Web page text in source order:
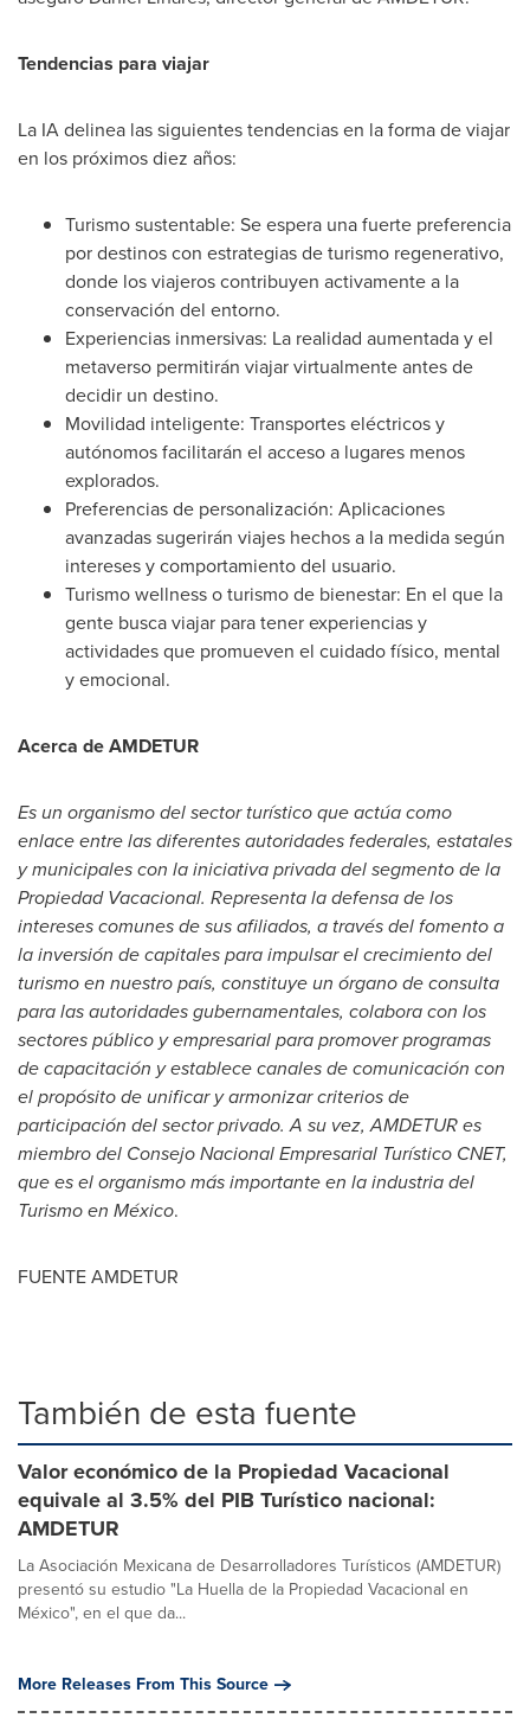
Tendencias para viajar
La IA delinea las siguientes tendencias en la forma de viajar
en los próximos diez años:
Turismo sustentable: Se espera una fuerte preferencia
por destinos con estrategias de turismo regenerativo,
donde los viajeros contribuyen activamente a la
conservación del entorno.
Experiencias inmersivas: La realidad aumentada y el
metaverso permitirán viajar virtualmente antes de
decidir un destino.
Movilidad inteligente: Transportes eléctricos y
autónomos facilitarán el acceso a lugares menos
explorados.
Preferencias de personalización: Aplicaciones
avanzadas sugerirán viajes hechos a la medida según
intereses y comportamiento del usuario.
Turismo wellness o turismo de bienestar: En el que la
gente busca viajar para tener experiencias y
actividades que promueven el cuidado físico, mental
y emocional.
Acerca de AMDETUR
Es un organismo del sector turístico que actúa como
enlace entre las diferentes autoridades federales, estatales
y municipales con la iniciativa privada del segmento de la
Propiedad Vacacional. Representa la defensa de los
intereses comunes de sus afiliados, a través del fomento a
la inversión de capitales para impulsar el crecimiento del
turismo en nuestro país, constituye un órgano de consulta
para las autoridades gubernamentales, colabora con los
sectores público y empresarial para promover programas
de capacitación y establece canales de comunicación con
el propósito de unificar y armonizar criterios de
participación del sector privado. A su vez, AMDETUR es
miembro del Consejo Nacional Empresarial Turístico CNET,
que es el organismo más importante en la industria del
Turismo en México.
FUENTE AMDETUR
También de esta fuente
Valor económico de la Propiedad Vacacional
equivale al 3.5% del PIB Turístico nacional:
AMDETUR
La Asociación Mexicana de Desarrolladores Turísticos (AMDETUR)
presentó su estudio "La Huella de la Propiedad Vacacional en
México", en el que da...
More Releases From This Source